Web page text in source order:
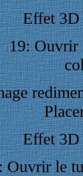
Effet 3D
19: Ouvrir
Effet 3D
Ouvrir le